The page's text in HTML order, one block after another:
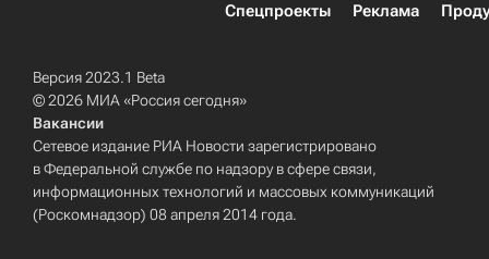
Спецпроекты
Реклама
Версия 2023.1 Beta
© 2026 МИА «Россия сегодня»
Вакансии
Сетевое издание РИА Новости зарегистрировано
в Федеральной службе по надзору в сфере связи,
информационных технологий и массовых коммуникаций
(Роскомнадзор) 08 апреля 2014 года.